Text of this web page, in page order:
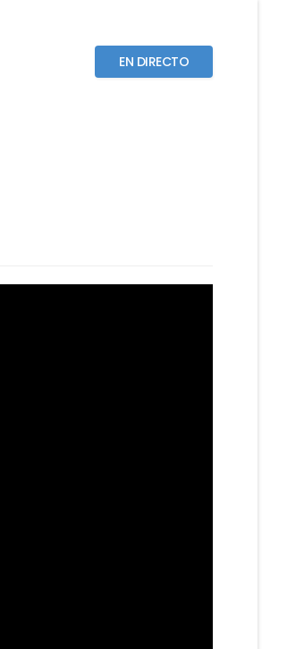
EN DIRECTO